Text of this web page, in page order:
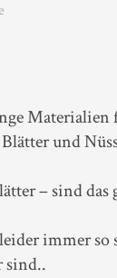
Materialien
und
– sind das
immer so
sind..